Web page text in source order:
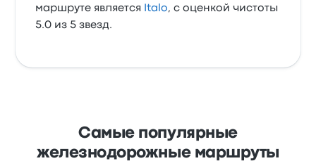
маршруте является Italo, с оценкой чистоты
5.0 из 5 звезд.
Самые популярные
железнодорожные маршруты